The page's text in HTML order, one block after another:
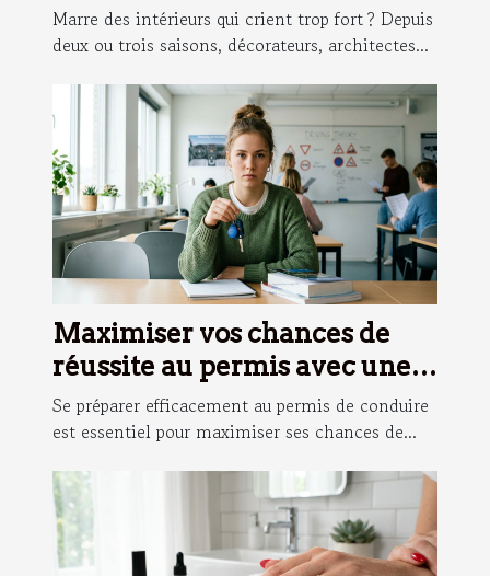
sobres
Marre des intérieurs qui crient trop fort ? Depuis
deux ou trois saisons, décorateurs, architectes...
Maximiser vos chances de
réussite au permis avec une
formation adaptée
Se préparer efficacement au permis de conduire
est essentiel pour maximiser ses chances de...